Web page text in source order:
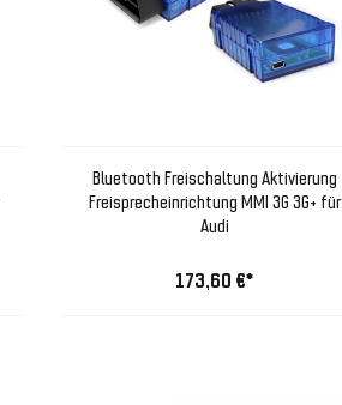
Bluetooth Freischaltung Aktivierung
Freisprecheinrichtung MMI 3G 3G+ für
Audi
173,60 €*